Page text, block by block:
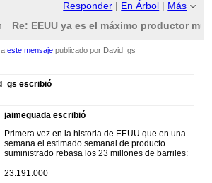
Responder En Árbol
Más
Re: EEUU ya es el máximo productor
aeste mensaje publicado por David_gs
escribió
jaimeguada escribió
Primera vez en la historia de EEUU que en una
semana el estimado semanal de producto
suministrado rebasa los 23 millones de barriles:
23.191.000